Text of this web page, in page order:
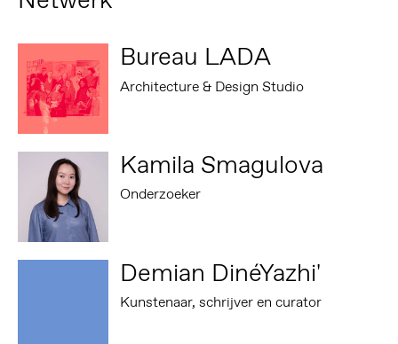
Bureau LADA
Architecture & Design Studio
Kamila Smagulova
Onderzoeker
Demian DinéYazhi'
Kunstenaar, schrijver en curator